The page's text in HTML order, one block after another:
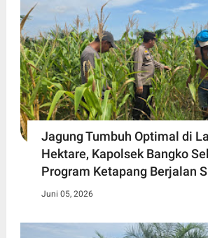
Jagung Tumbuh Optimal di
Hektare, Kapolsek Bangko
Program Ketapang Berjalan
Juni 05, 2026